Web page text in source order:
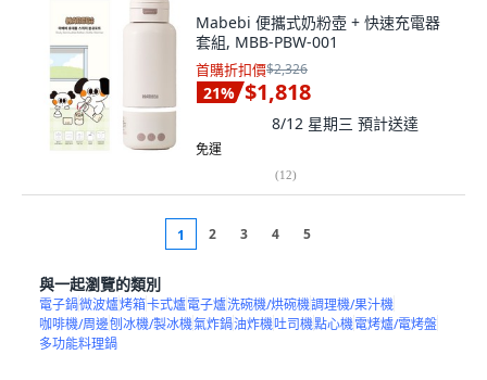
Mabebi 便攜式奶粉壺 + 快速充電器
套組, MBB-PBW-001
首購折扣價$2,326
21% $1,818
8/12 星期三 預計送達
免運
(12)
1 2 3 4 5
與一起瀏覽的類別
電子鍋微波爐烤箱卡式爐電子爐洗碗機/烘碗機調理機/果汁機
咖啡機/周邊刨冰機/製冰機氣炸鍋油炸機吐司機點心機電烤爐/電烤盤
多功能料理鍋